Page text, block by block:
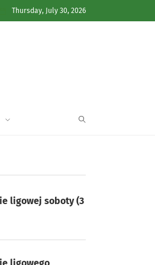
Thursday, July 30, 2026
ligowej soboty (3